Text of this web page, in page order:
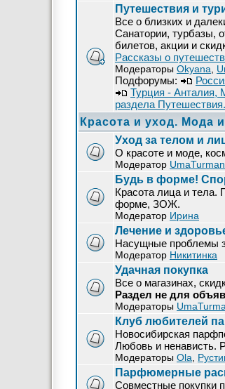
Путешествия и
Все о близких и
Санатории, турбазы,
билетов, акции и
Рассказы о
Модераторы Okyana
Подфорумы:
Турция - Анталия,
раздела
Красота и уход. Мода
Уход за телом и
О красоте и моде,
Модератор UmaTurman
Будь в форме!
Красота лица и тела.
форме, ЗОЖ.
Модератор Ирина
Лечение и
Насущные проблемы
Модератор Никитинка
Удачная покупка
Все о магазинах,
Раздел не для
Модераторы
Клуб любителей
Новосибирская
Любовь и ненависть.
Модераторы Ola
Парфюмерные
Совместные покупки